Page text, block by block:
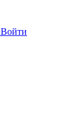
Войти